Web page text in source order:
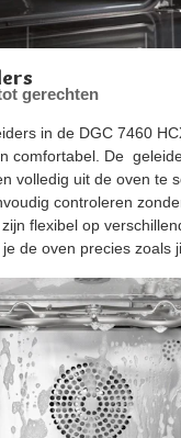
gerechten
in de DGC 7460
comfortabel. De
volledig uit de oven te
controleren
flexibel op
de oven precies zoals